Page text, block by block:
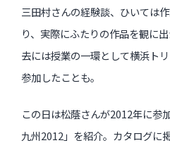
三田村さんの経験談、ひいては
り、実際にふたりの作品を観に
去には授業の一環として横浜ト
参加したことも。
この日は松蔭さんが2012年に参
九州2012」を紹介。カタログに